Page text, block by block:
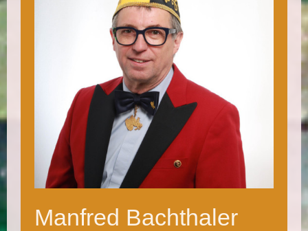
Manfred Bachthaler